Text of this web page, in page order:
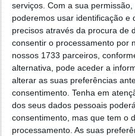
serviços. Com a sua
poderemos usar identificação e
precisos através da procura de
consentir o processamento por
nossos 1733 parceiros,
alternativa, pode aceder a
alterar as suas preferências
consentimento. Tenha em
dos seus dados pessoais
consentimento, mas que tem o
processamento. As suas